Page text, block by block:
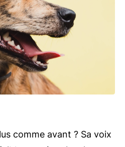
comme avant ? Sa voix